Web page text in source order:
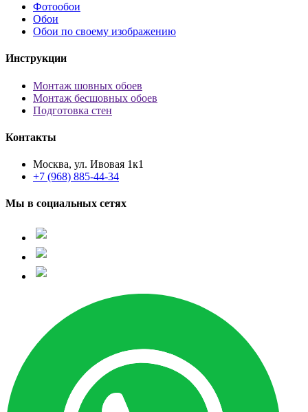
Фотообои
Обои
Обои по своему изображению
Инструкции
Монтаж шовных обоев
Монтаж бесшовных обоев
Подготовка стен
Контакты
Москва, ул. Ивовая 1к1
+7 (968) 885-44-34
Мы в социальных сетях